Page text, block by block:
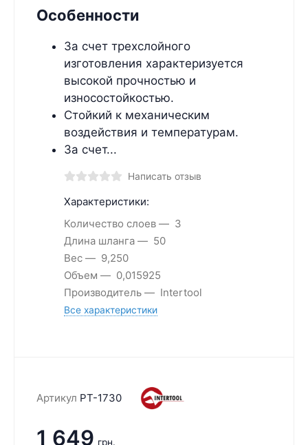
Особенности
За счет трехслойного
изготовления характеризуется
высокой прочностью и
износостойкостью.
Стойкий к механическим
воздействия и температурам.
За счет...
Написать отзыв
Характеристики:
Количество слоев
3
Длина шланга
50
Вес
9,250
Объем
0,015925
Производитель
Intertool
Все характеристики
Артикул PT-1730
1 649 грн.